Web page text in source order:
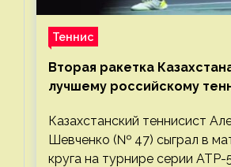
Теннис
Вторая ракетка
лучшему российскому
Казахстанский теннисист
Шевченко (№ 47) сыграл в
круга на турнире серии